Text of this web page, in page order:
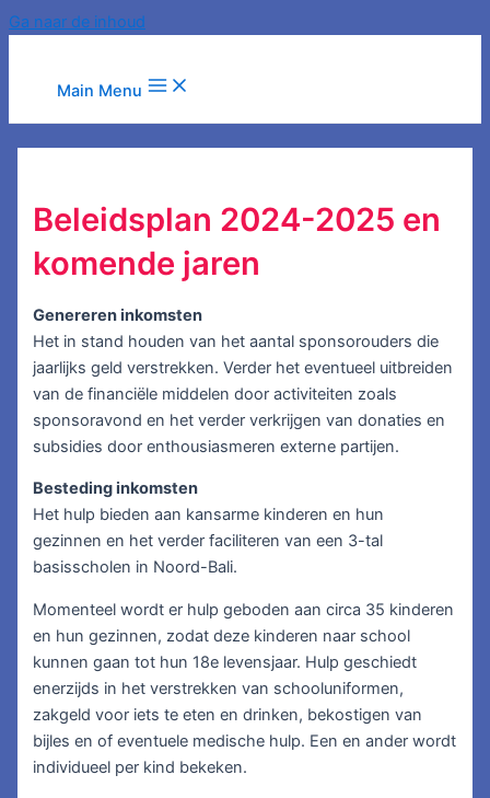
Ga naar de inhoud
Main Menu
Beleidsplan 2024-2025 en
komende jaren
Genereren inkomsten
Het in stand houden van het aantal sponsorouders die
jaarlijks geld verstrekken. Verder het eventueel uitbreiden
van de financiële middelen door activiteiten zoals
sponsoravond en het verder verkrijgen van donaties en
subsidies door enthousiasmeren externe partijen.
Besteding inkomsten
Het hulp bieden aan kansarme kinderen en hun
gezinnen en het verder faciliteren van een 3-tal
basisscholen in Noord-Bali.
Momenteel wordt er hulp geboden aan circa 35 kinderen
en hun gezinnen, zodat deze kinderen naar school
kunnen gaan tot hun 18e levensjaar. Hulp geschiedt
enerzijds in het verstrekken van schooluniformen,
zakgeld voor iets te eten en drinken, bekostigen van
bijles en of eventuele medische hulp. Een en ander wordt
individueel per kind bekeken.